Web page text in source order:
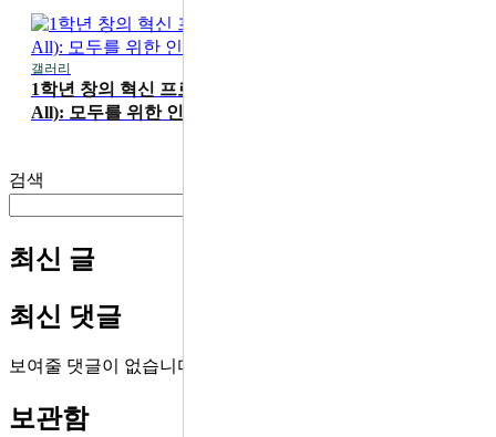
갤러리
1학년 창의 혁신 프로그램 'HS4A(Human Security for
All): 모두를 위한 인간 안보' 메이커 워크숍
검색
최신 글
최신 댓글
보여줄 댓글이 없습니다.
보관함